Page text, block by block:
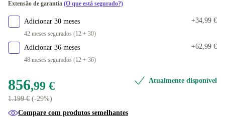
Extensão de garantia (O que está segurado?)
Adicionar 30 meses
42 meses segurados (12 + 30)
+34,99 €
Adicionar 36 meses
48 meses segurados (12 + 36)
+62,99 €
856,99 €
1.199 € (-29%)
Atualmente disponível
Compare com produtos semelhantes